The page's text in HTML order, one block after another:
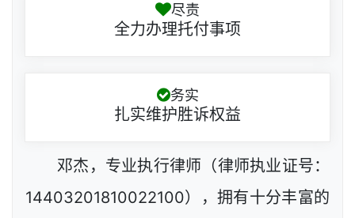
尽责
全力办理托付事项
务实
扎实维护胜诉权益
邓杰，专业执行律师（律师执业证号：
14403201810022100），拥有十分丰富的